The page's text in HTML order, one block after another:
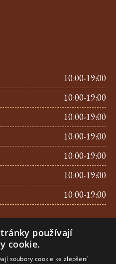
10:00-19:00
10:00-19:00
10:00-19:00
10:00-19:00
10:00-19:00
10:00-19:00
10:00-19:00
používají
cookie.
soubory cookie ke zlepšení